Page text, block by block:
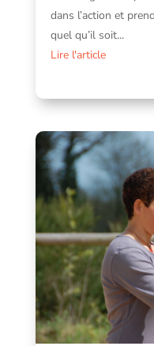
dans l’action et
quel qu’il soit...
Lire l'article